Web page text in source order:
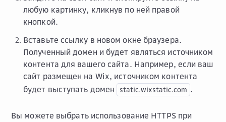
любую картинку, кликнув по ней правой
кнопкой.
Вставьте ссылку в новом окне браузера.
Полученный домен и будет являться источником
контента для вашего сайта. Например, если ваш
сайт размещен на Wix, источником контента
будет выступать домен
static.wixstatic.com .
Вы можете выбрать использование HTTPS при